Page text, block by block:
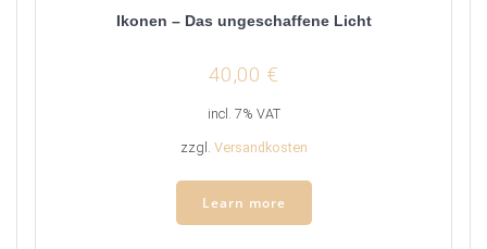
Ikonen – Das ungeschaffene Licht
40,00 €
incl. 7% VAT
zzgl. Versandkosten
Learn more